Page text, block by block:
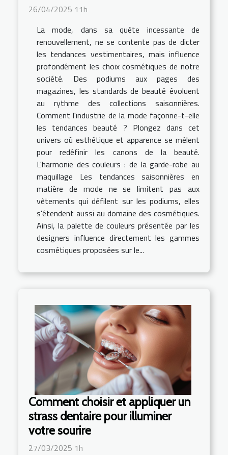
26/04/2025 11h
La mode, dans sa quête incessante de
renouvellement, ne se contente pas de dicter
les tendances vestimentaires, mais influence
profondément les choix cosmétiques de notre
société. Des podiums aux pages des
magazines, les standards de beauté évoluent
au rythme des collections saisonnières.
Comment l'industrie de la mode façonne-t-elle
les tendances beauté ? Plongez dans cet
univers où esthétique et apparence se mêlent
pour redéfinir les canons de la beauté.
L'harmonie des couleurs : de la garde-robe au
maquillage Les tendances saisonnières en
matière de mode ne se limitent pas aux
vêtements qui défilent sur les podiums, elles
s'étendent aussi au domaine des cosmétiques.
Ainsi, la palette de couleurs présentée par les
designers influence directement les gammes
cosmétiques proposées sur le...
Comment choisir et appliquer un
strass dentaire pour illuminer
votre sourire
27/03/2025 1h